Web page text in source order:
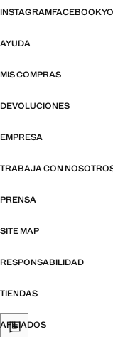
INSTAGRAMFACEBOOK
AYUDA
MIS COMPRAS
DEVOLUCIONES
EMPRESA
TRABAJA CON
PRENSA
SITE MAP
RESPONSABILIDAD
TIENDAS
AFILIADOS